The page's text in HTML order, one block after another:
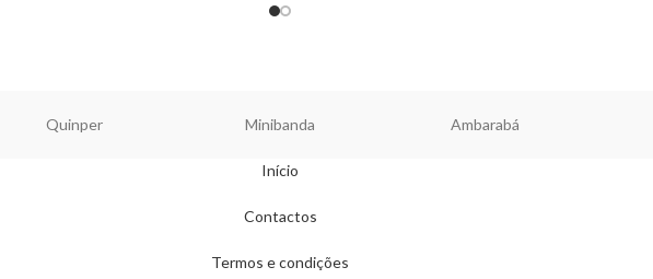
Quinper Minibanda Ambarabá
Início
Contactos
Termos e condições